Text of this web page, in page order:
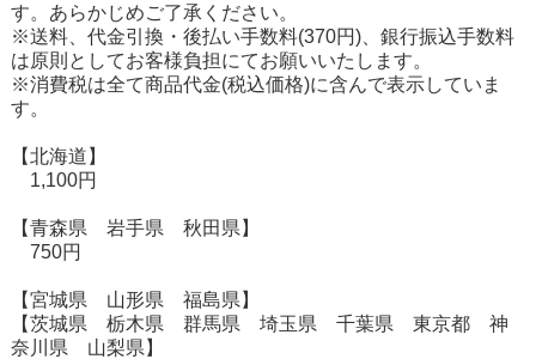
す。あらかじめご了承ください。
※送料、代金引換・後払い手数料(370円)、銀行振込手数料
は原則としてお客様負担にてお願いいたします。
※消費税は全て商品代金(税込価格)に含んで表示していま
す。
【北海道】
1,100円
【青森県 岩手県 秋田県】
750円
【宮城県 山形県 福島県】
【茨城県 栃木県 群馬県 埼玉県 千葉県 東京都 神
奈川県 山梨県】